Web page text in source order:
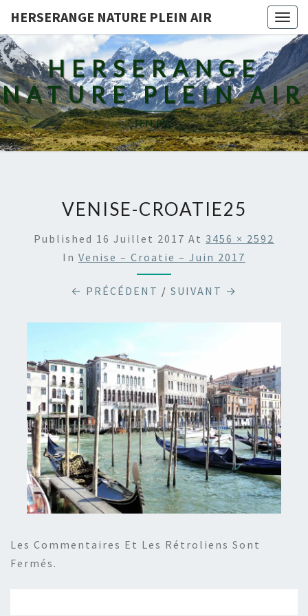
HERSERANGE NATURE PLEIN AIR
HERSERANGE
NATURE PLEIN AIR
H.N.P.A.
VENISE-CROATIE25
Published 16 Juillet 2017 At 3456 × 2592
In Venise – Croatie – Juin 2017
← PRÉCÉDENT / SUIVANT →
Les Commentaires Et Les Rétroliens Sont
Fermés.